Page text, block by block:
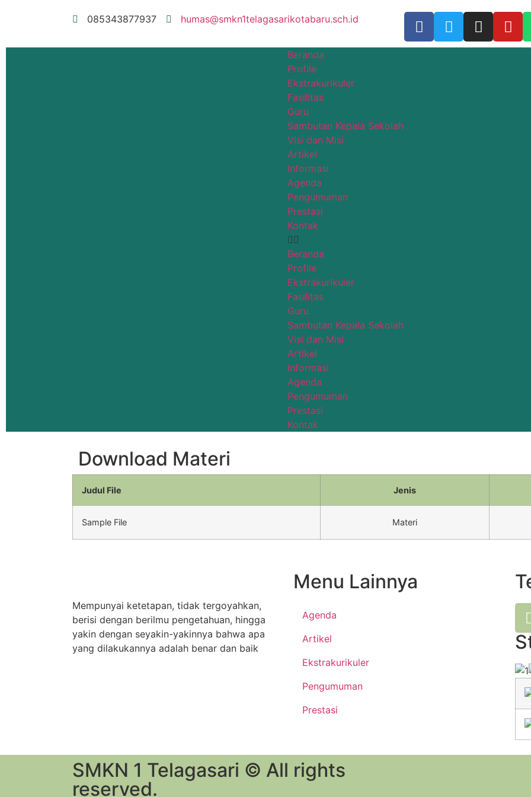
085343877937 humas@smkn1telagasarikotabaru.sch.id
Beranda
Profile
Ekstrakurikuler
Fasilitas
Guru
Sambutan Kepala Sekolah
Visi dan Misi
Artikel
Informasi
Agenda
Pengumuman
Prestasi
Kontak
Beranda
Profile
Ekstrakurikuler
Fasilitas
Guru
Sambutan Kepala Sekolah
Visi dan Misi
Artikel
Informasi
Agenda
Pengumuman
Prestasi
Kontak
Download Materi
Judul File Jenis
Sample File Materi
Mempunyai ketetapan, tidak tergoyahkan,
berisi dengan berilmu pengetahuan, hingga
yakin dengan seyakin-yakinnya bahwa apa
yang dilakukannya adalah benar dan baik
Menu Lainnya
Agenda
Artikel
Ekstrakurikuler
Pengumuman
Prestasi
SMKN 1 Telagasari © All rights
reserved.